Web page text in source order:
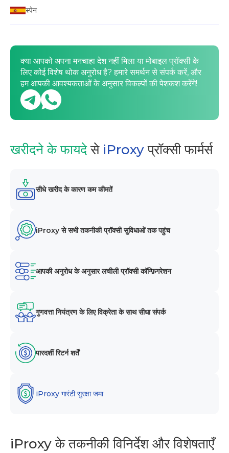
स्पेन
क्या आपको अपना मनचाहा देश नहीं मिला या मोबाइल प्रॉक्सी के
लिए कोई विशेष थोक अनुरोध है? हमारे समर्थन से संपर्क करें, और
हम आपकी आवश्यकताओं के अनुसार विकल्पों की पेशकश करेंगे!
खरीदने के फायदे से iProxy प्रॉक्सी फार्मर्स
सीधे खरीद के कारण कम कीमतें
iProxy से सभी तकनीकी प्रॉक्सी सुविधाओं तक पहुंच
आपकी अनुरोध के अनुसार लचीली प्रॉक्सी कॉन्फ़िगरेशन
गुणवत्ता नियंत्रण के लिए विक्रेता के साथ सीधा संपर्क
पारदर्शी रिटर्न शर्तें
iProxy गारंटी सुरक्षा जमा
iProxy के तकनीकी विनिर्देश और विशेषताएँ